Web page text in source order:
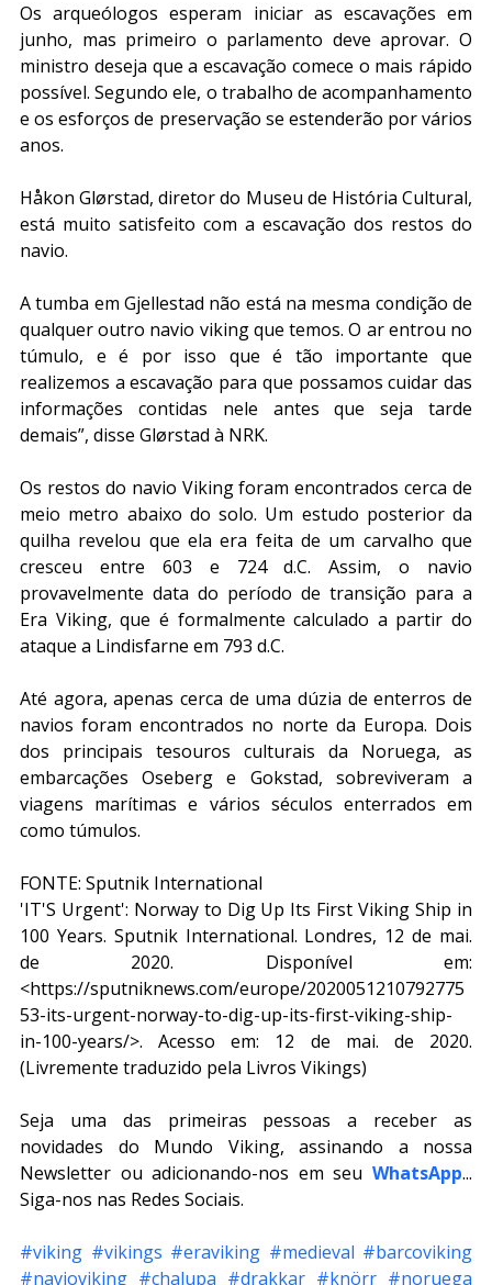
Os arqueólogos esperam iniciar as escavações em
junho, mas primeiro o parlamento deve aprovar. O
ministro deseja que a escavação comece o mais rápido
possível. Segundo ele, o trabalho de acompanhamento
e os esforços de preservação se estenderão por vários
anos.
Håkon Glørstad, diretor do Museu de História Cultural,
está muito satisfeito com a escavação dos restos do
navio.
A tumba em Gjellestad não está na mesma condição de
qualquer outro navio viking que temos. O ar entrou no
túmulo, e é por isso que é tão importante que
realizemos a escavação para que possamos cuidar das
informações contidas nele antes que seja tarde
demais”, disse Glørstad à NRK.
Os restos do navio Viking foram encontrados cerca de
meio metro abaixo do solo. Um estudo posterior da
quilha revelou que ela era feita de um carvalho que
cresceu entre 603 e 724 d.C. Assim, o navio
provavelmente data do período de transição para a
Era Viking, que é formalmente calculado a partir do
ataque a Lindisfarne em 793 d.C.
Até agora, apenas cerca de uma dúzia de enterros de
navios foram encontrados no norte da Europa. Dois
dos principais tesouros culturais da Noruega, as
embarcações Oseberg e Gokstad, sobreviveram a
viagens marítimas e vários séculos enterrados em
como túmulos.
FONTE: Sputnik International
'IT'S Urgent': Norway to Dig Up Its First Viking Ship in
100 Years. Sputnik International. Londres, 12 de mai.
de 2020. Disponível em:
<https://sputniknews.com/europe/2020051210792775
53-its-urgent-norway-to-dig-up-its-first-viking-ship-
in-100-years/>. Acesso em: 12 de mai. de 2020.
(Livremente traduzido pela Livros Vikings)
Seja uma das primeiras pessoas a receber as
novidades do Mundo Viking, assinando a nossa
Newsletter ou adicionando-nos em seu WhatsApp...
Siga-nos nas Redes Sociais.
#viking #vikings #eraviking #medieval #barcoviking
#navioviking #chalupa #drakkar #knörr #noruega